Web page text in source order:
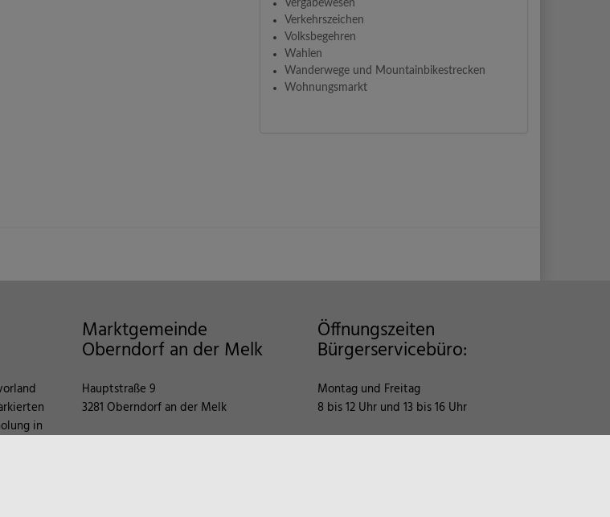
Vergabewesen
Verkehrszeichen
Volksbegehren
Wahlen
Wanderwege und Mountainbikestrecken
Wohnungsmarkt
in
Marktgemeinde
Oberndorf an der Melk
Hauptstraße 9
3281 Oberndorf an der Melk
Öffnungszeiten
Bürgerservicebüro:
Montag und Freitag
8 bis 12 Uhr und 13 bis 16 Uhr